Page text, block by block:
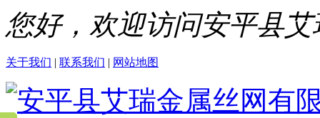
您好，欢迎访问安平县
关于我们 | 联系我们 | 网站地图